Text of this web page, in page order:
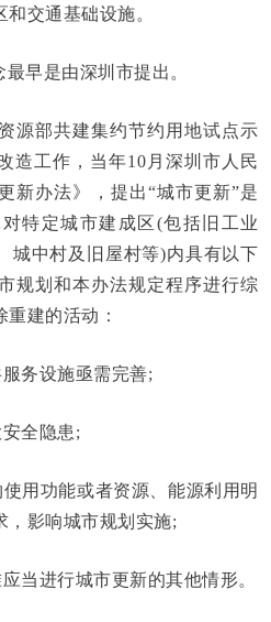
交通基础设施。
早是由深圳市提出。
源部共建集约节约用地试点示
造工作，当年10月深圳市人民
新办法》，提出“城市更新”是
特定城市建成区(包括旧工业
城中村及旧屋村等)内具有以下
规划和本办法规定程序进行综
建的活动：
务设施亟需完善;
全隐患;
用功能或者资源、能源利用明
，影响城市规划实施;
当进行城市更新的其他情形。